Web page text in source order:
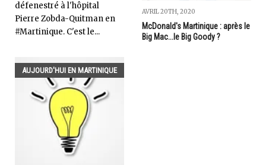
défenestré à l'hôpital
Pierre Zobda-Quitman en
#Martinique. C'est le...
AVRIL 20TH, 2020
McDonald's Martinique : après le
Big Mac...le Big Goody ?
AUJOURD'HUI EN MARTINIQUE